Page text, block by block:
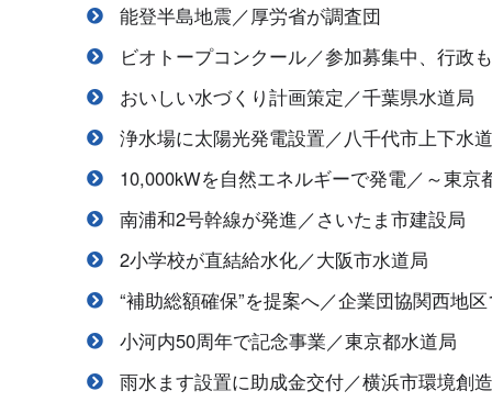
能登半島地震／厚労省が調査団
ビオトープコンクール／参加募集中、行政
おいしい水づくり計画策定／千葉県水道局
浄水場に太陽光発電設置／八千代市上下水
10,000kWを自然エネルギーで発電／～東
南浦和2号幹線が発進／さいたま市建設局
2小学校が直結給水化／大阪市水道局
“補助総額確保”を提案へ／企業団協関西地
小河内50周年で記念事業／東京都水道局
雨水ます設置に助成金交付／横浜市環境創